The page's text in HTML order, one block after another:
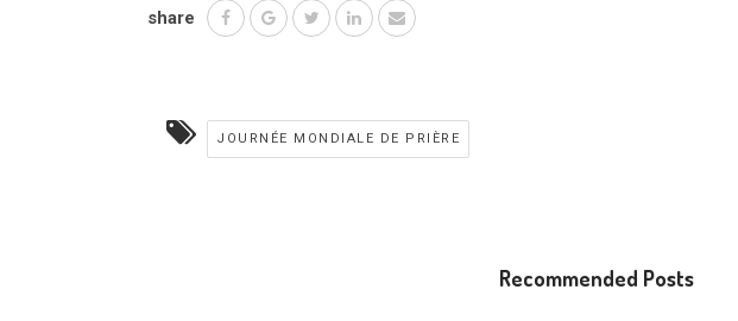
share
JOURNÉE MONDIALE DE PRIÈRE
Recommended Posts